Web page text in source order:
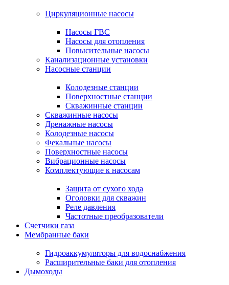
Циркуляционные насосы
Насосы ГВС
Насосы для отопления
Повысительные насосы
Канализационные установки
Насосные станции
Колодезные станции
Поверхностные станции
Скважинные станции
Скважинные насосы
Дренажные насосы
Колодезные насосы
Фекальные насосы
Поверхностные насосы
Вибрационные насосы
Комплектующие к насосам
Защита от сухого хода
Оголовки для скважин
Реле давления
Частотные преобразователи
Счетчики газа
Мембранные баки
Гидроаккумуляторы для водоснабжения
Расширительные баки для отопления
Дымоходы